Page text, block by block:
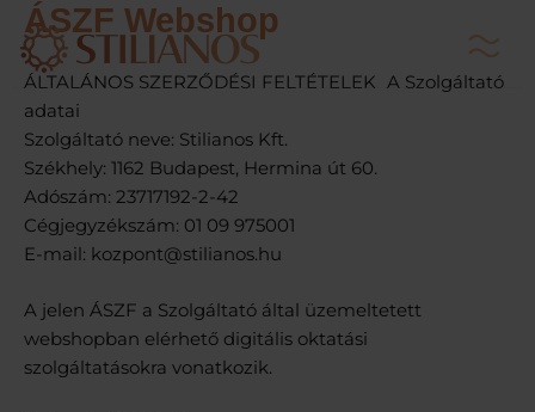
Skip
content
ÁSZF Webshop
ÁLTALÁNOS SZERZŐDÉSI FELTÉTELEK A Szolgáltató
adatai
Szolgáltató neve: Stilianos Kft.
Székhely: 1162 Budapest, Hermina út 60.
Adószám: 23717192-2-42
Cégjegyzékszám: 01 09 975001
E-mail: kozpont@stilianos.hu
A jelen ÁSZF a Szolgáltató által üzemeltetett
webshopban elérhető digitális oktatási
szolgáltatásokra vonatkozik.